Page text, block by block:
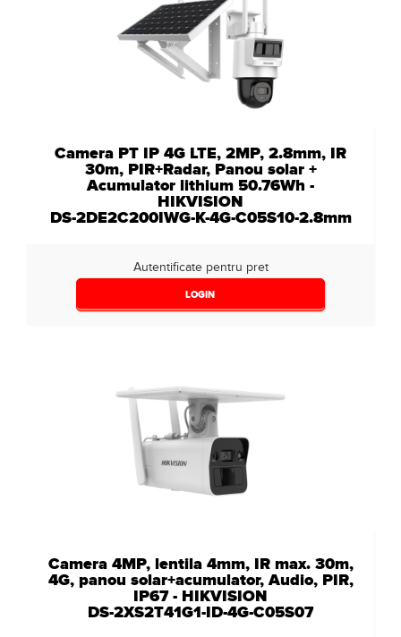
Camera PT IP 4G LTE, 2MP, 2.8mm, IR
30m, PIR+Radar, Panou solar +
Acumulator lithium 50.76Wh -
HIKVISION
DS-2DE2C200IWG-K-4G-C05S10-2.8mm
Autentificate pentru pret
LOGIN
Camera 4MP, lentila 4mm, IR max. 30m,
4G, panou solar+acumulator, Audio, PIR,
IP67 - HIKVISION
DS-2XS2T41G1-ID-4G-C05S07